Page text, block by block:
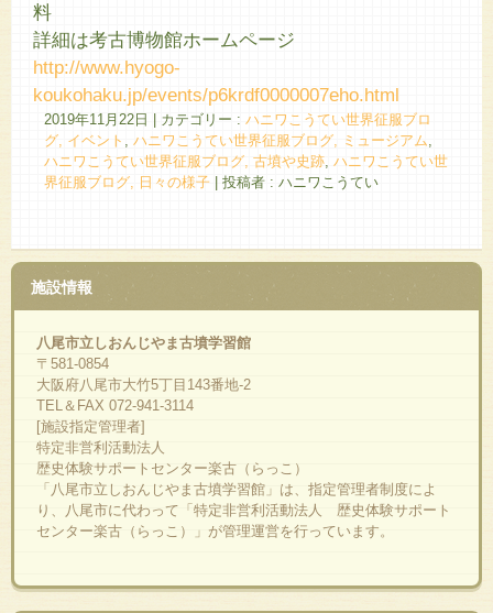
料
詳細は考古博物館ホームページ
http://www.hyogo-
koukohaku.jp/events/p6krdf0000007eho.html
2019年11月22日 カテゴリー : ハニワこうてい世界征服ブロ
グ, イベント
ハニワこうてい世界征服ブログ, ミュージアム
ハニワこうてい世界征服ブログ, 古墳や史跡 ハニワこうてい世
界征服ブログ, 日々の様子
投稿者 : ハニワこうてい
施設情報
八尾市立しおんじやま古墳学習館
〒581-0854
大阪府八尾市大竹5丁目143番地-2
TEL＆FAX 072-941-3114
[施設指定管理者]
特定非営利活動法人
歴史体験サポートセンター楽古（らっこ）
「八尾市立しおんじやま古墳学習館」は、指定管理者制度によ
り、八尾市に代わって「特定非営利活動法人 歴史体験サポート
センター楽古（らっこ）」が管理運営を行っています。